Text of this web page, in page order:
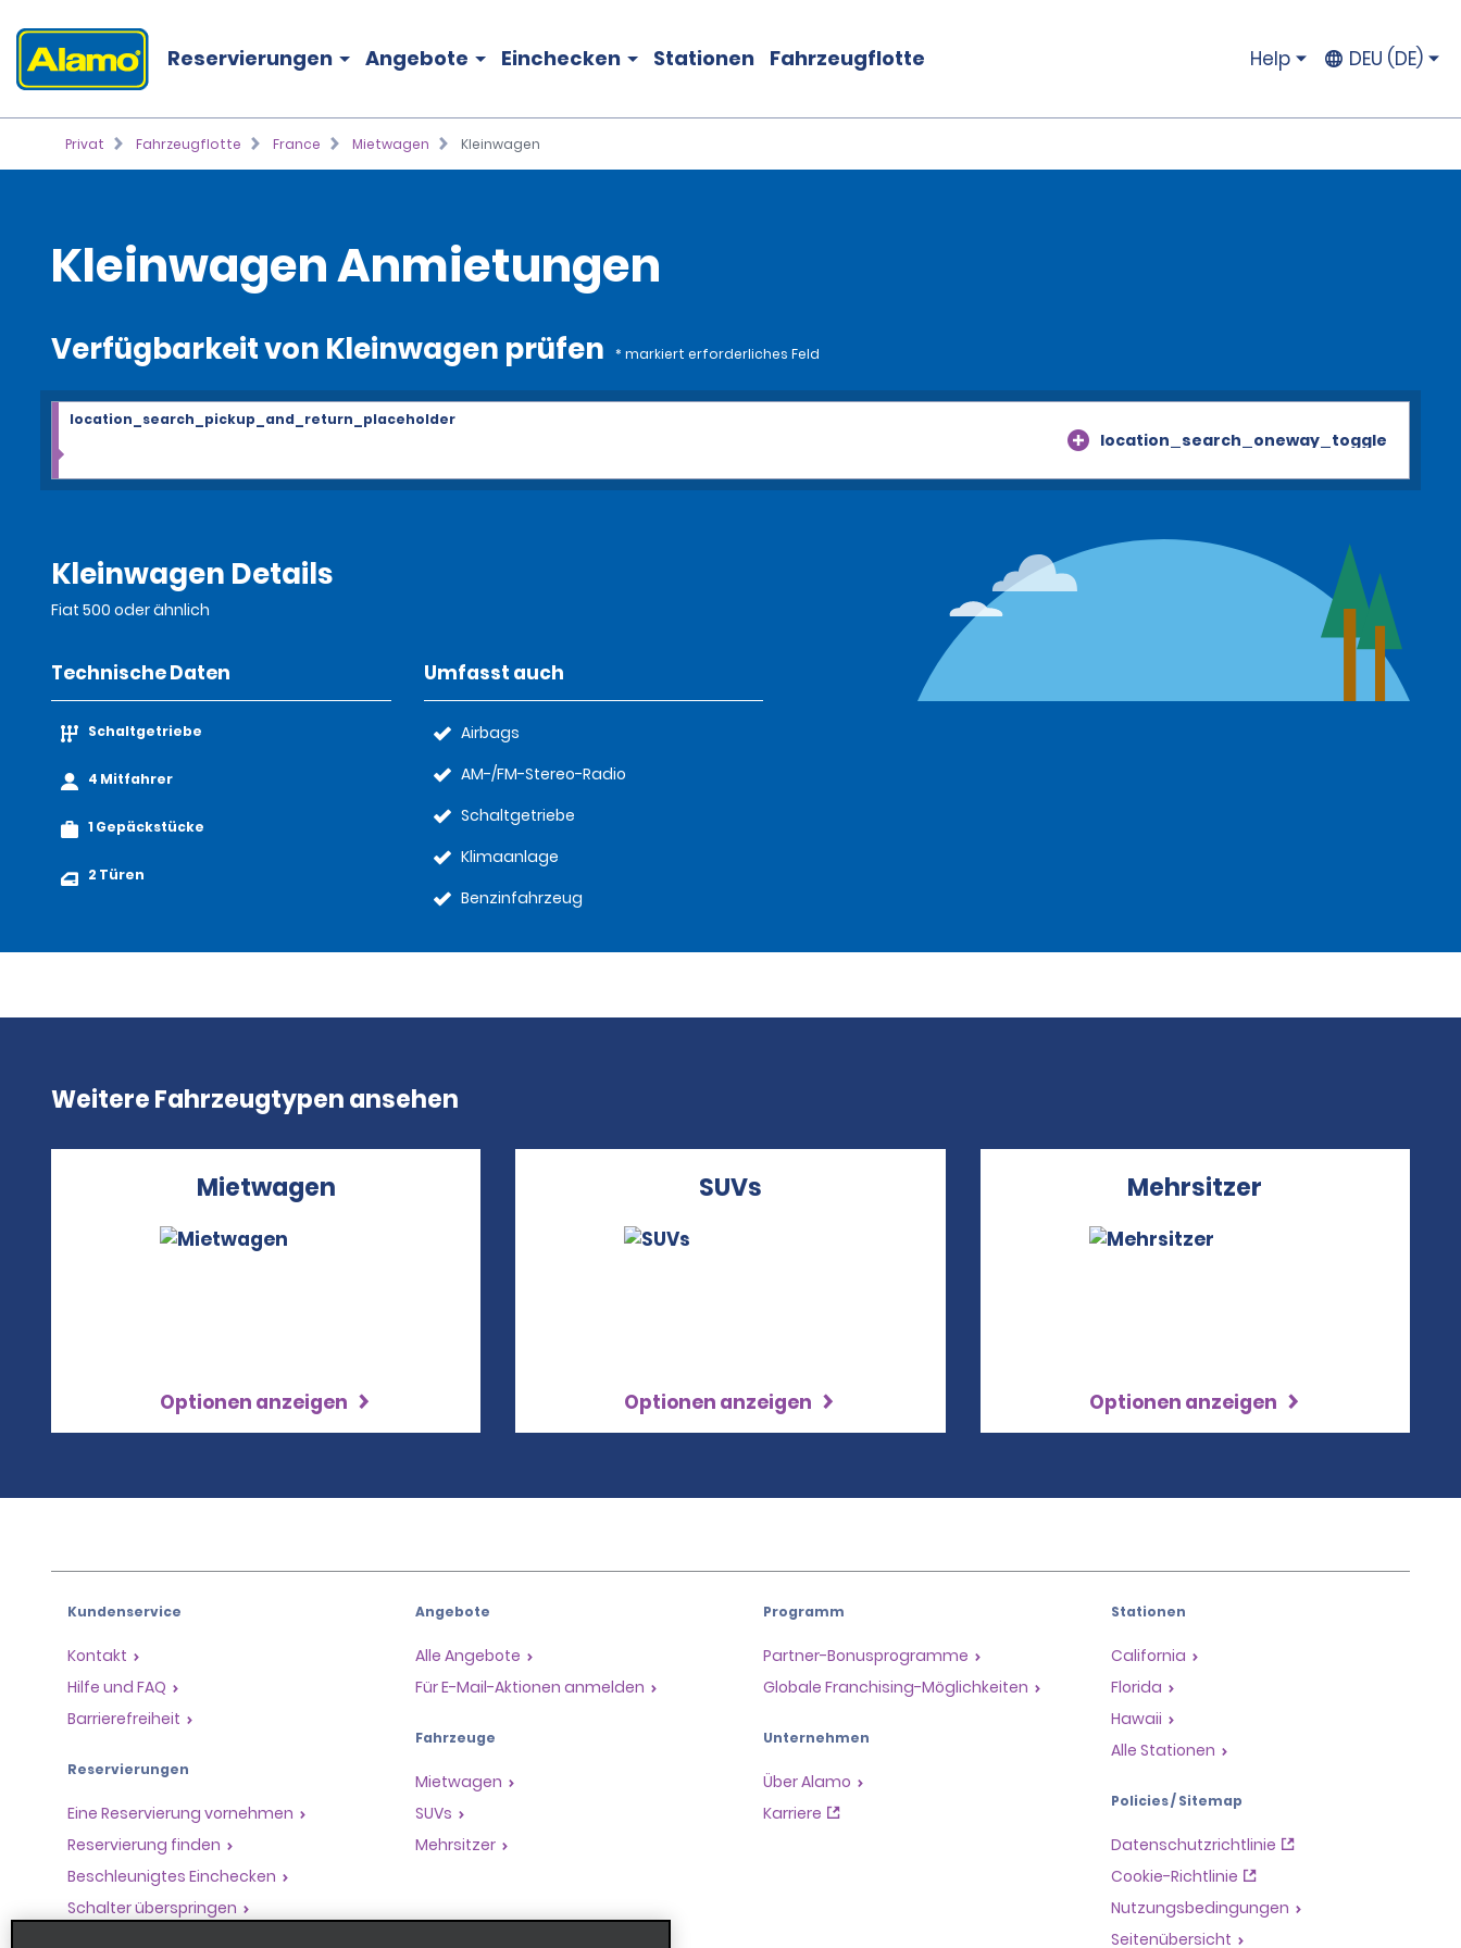
Reservierungen Angebote Einchecken Stationen Fahrzeugflotte Help DEU (DE)
Privat Fahrzeugflotte France Mietwagen Kleinwagen
Kleinwagen Anmietungen
Verfügbarkeit von Kleinwagen prüfen * markiert erforderliches Feld
location_search_oneway_toggle
location_search_pickup_and_return_placeholder
Kleinwagen Details
Fiat 500 oder ähnlich
Technische Daten
Schaltgetriebe
4 Mitfahrer
1 Gepäckstücke
2 Türen
Umfasst auch
Airbags
AM-/FM-Stereo-Radio
Schaltgetriebe
Klimaanlage
Benzinfahrzeug
Weitere Fahrzeugtypen ansehen
Mietwagen
Optionen anzeigen
SUVs
Optionen anzeigen
Mehrsitzer
Optionen anzeigen
Kundenservice
Kontakt
Hilfe und FAQ
Barrierefreiheit
Reservierungen
Eine Reservierung vornehmen
Reservierung finden
Beschleunigtes Einchecken
Schalter überspringen
Angebote
Alle Angebote
Für E-Mail-Aktionen anmelden
Fahrzeuge
Mietwagen
SUVs
Mehrsitzer
Programm
Partner-Bonusprogramme
Globale Franchising-Möglichkeiten
Unternehmen
Über Alamo
Karriere
Stationen
California
Florida
Hawaii
Alle Stationen
Policies / Sitemap
Datenschutzrichtlinie
Cookie-Richtlinie
Nutzungsbedingungen
Seitenübersicht